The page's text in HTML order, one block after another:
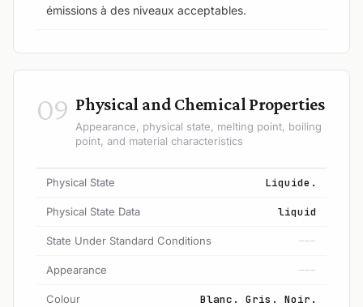
émissions à des niveaux acceptables.
09 Physical and Chemical Properties
Appearance, physical state, melting point, boiling
point, and material characteristics
Physical State Liquide.
Physical State Data liquid
State Under Standard Conditions ---
Appearance ---
Colour Blanc. Gris. Noir.